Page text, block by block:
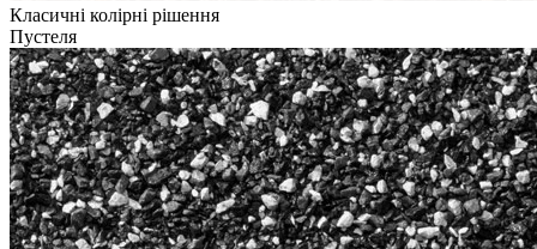
Класичні колірні рішення
Пустеля